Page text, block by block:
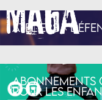
Ateliers «
Abonnements
pour les